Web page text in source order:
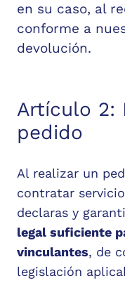
en su caso, al
conforme a
devolución.
Artículo 2:
pedido
Al realizar un
contratar
declaras y
legal suficiente
vinculantes, de
legislación